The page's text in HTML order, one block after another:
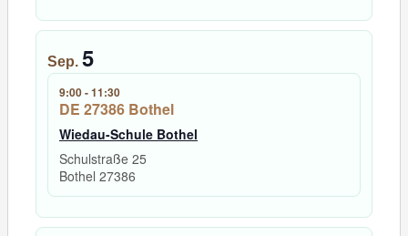
Sep. 5
9:00-11:30
DE 27386 Bothel
Wiedau-Schule Bothel
Schulstraße 25
Bothel 27386